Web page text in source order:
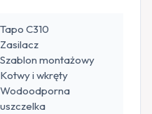
Tapo C310
Zasilacz
Szablon montażowy
Kotwy i wkręty
Wodoodporna
uszczelka